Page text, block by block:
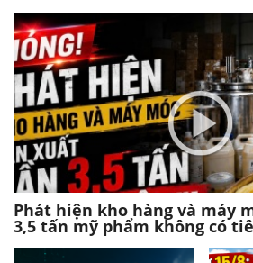
Phát hiện kho hàng và máy
3,5 tấn mỹ phẩm không có